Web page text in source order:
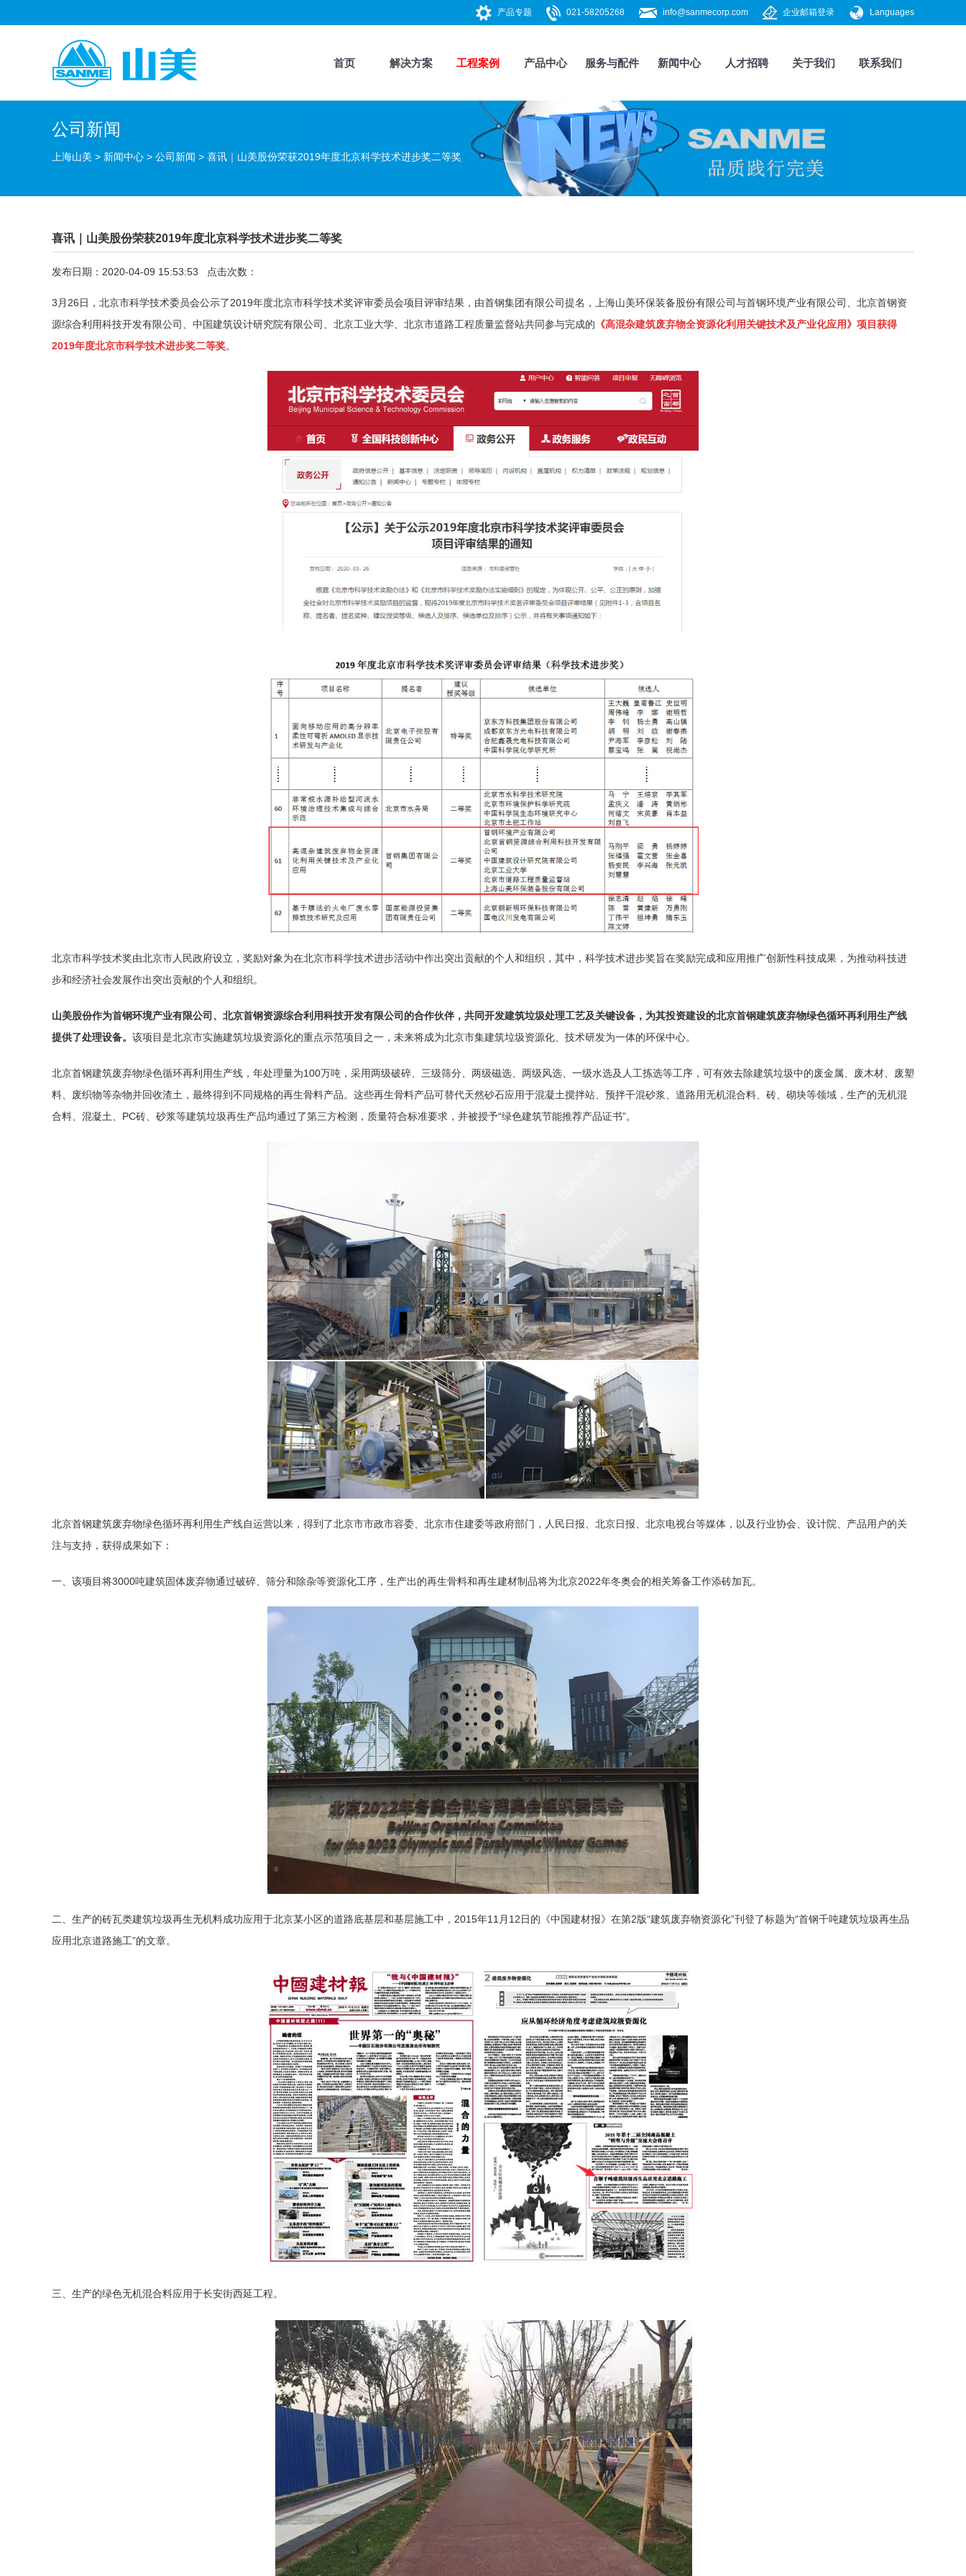
Languages
企业邮箱登录
info@sanmecorp.com
021-58205268
产品专题
首页 解决方案 工程案例 产品中心 服务与配件 新闻中心 人才招聘 关于我们 联系我们
公司新闻
上海山美 > 新闻中心 > 公司新闻 > 喜讯｜山美股份荣获2019年度北京科学技术进步奖二等奖
喜讯｜山美股份荣获2019年度北京科学技术进步奖二等奖
发布日期：2020-04-09 15:53:53 点击次数：
3月26日，北京市科学技术委员会公示了2019年度北京市科学技术奖评审委员会项目评审结果，由首钢集团有限公司提名， 上海山美环保装备股份有限公司与首钢环境产业有限公司、北京首钢资
源综合利用科技开发有限公司、中国建筑设计研究院有限公司、北京工业大学、北京市道路工程质量监督站共同参与完成的 《高混杂建筑废弃物全资源化利用关键技术及产业化应用》项目获得
2019年度北京市科学技术进步奖二等奖。
北京市科学技术奖由北京市人民政府设立，奖励对象为在北京市科学技术进步活动中作出突出贡献的个人和组织，其中，科学技术进步奖旨在奖励完成和应用推广创新性科技成果，为推动科技进
步和经济社会发展作出突出贡献的个人和组织。
山美股份作为首钢环境产业有限公司、北京首钢资源综合利用科技开发有限公司的合作伙伴，共同开发建筑垃圾处理工艺及关键设备，为其投资建设的北京首钢建筑废弃物绿色循环再利用生产线
提供了处理设备。 该项目是北京市实施建筑垃圾资源化的重点示范项目之一，未来将成为北京市集建筑垃圾资源化、技术研发为一体的环保中心。
北京首钢建筑废弃物绿色循环再利用生产线，年处理量为100万吨，采用两级破碎、三级筛分、两级磁选、两级风选、一级水选及人工拣选等工序，可有效去除建筑垃圾中的废金属、废木材、废塑
料、废织物等杂物并回收渣土，最终得到不同规格的再生骨料产品。这些再生骨料产品可替代天然砂石应用于混凝土搅拌站、预拌干混砂浆、道路用无机混合料、砖、砌块等领域，生产的无机混
合料、混凝土、PC砖、砂浆等建筑垃圾再生产品均通过了第三方检测，质量符合标准要求，并被授予“绿色建筑节能推荐产品证书”。
北京首钢建筑废弃物绿色循环再利用生产线自运营以来，得到了北京市市政市容委、北京市住建委等政府部门，人民日报、北京日报、北京电视台等媒体，以及行业协会、设计院、产品用户的关
注与支持，获得成果如下：
一、该项目将3000吨建筑固体废弃物通过破碎、筛分和除杂等资源化工序，生产出的再生骨料和再生建材制品将为北京2022年冬奥会的相关筹备工作添砖加瓦。
二、生产的砖瓦类建筑垃圾再生无机料成功应用于北京某小区的道路底基层和基层施工中，2015年11月12日的《中国建材报》在第2版“建筑废弃物资源化”刊登了标题为“首钢千吨建筑垃圾再生品
应用北京道路施工”的文章。
三、生产的绿色无机混合料应用于长安街西延工程。